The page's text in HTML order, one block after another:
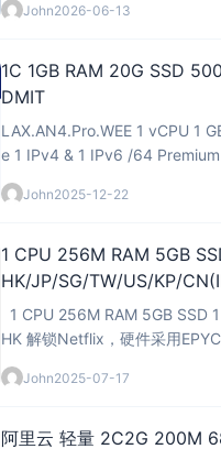
John2026-06-13
1C 1GB RAM 20G SSD
DMIT
LAX.AN4.Pro.WEE 1 vCPU 1
e 1 IPv4 & 1 IPv6 /64
John2025-12-22
1 CPU 256M RAM 5GB
HK/JP/SG/TW/US/KP/
HK 解锁Netflix，硬件采用
John2025-07-17
阿里云 轻量 2C2G 200M